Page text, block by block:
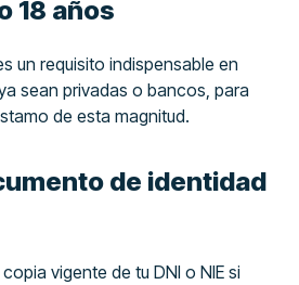
18 años
un requisito indispensable en
sean privadas o bancos, para
de esta magnitud.
de identidad
vigente de tu DNI o NIE si